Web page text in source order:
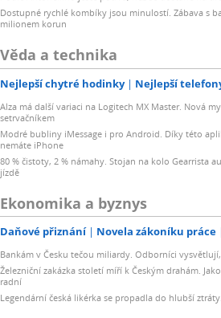
Dostupné rychlé kombíky jsou minulostí. Zábava s
milionem korun
Věda a technika
Nejlepší chytré hodinky Nejlepší
Alza má další variaci na Logitech MX Master. Nová
setrvačníkem
Modré bubliny iMessage i pro Android. Díky této
nemáte iPhone
80 % čistoty, 2 % námahy. Stojan na kolo Gearrista
jízdě
Ekonomika a byznys
Daňové přiznání Novela zákoníku práce
Bankám v Česku tečou miliardy. Odborníci
Železniční zakázka století míří k Českým drahám.
radní
Legendární česká likérka se propadla do hlubší